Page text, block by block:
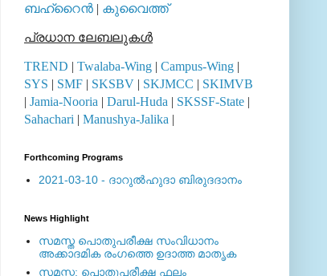
ബഹ്റൈന്‍ | കുവൈത്ത്
പ്രധാന ലേബലുകള്‍
TREND | Twalaba-Wing | Campus-Wing |
SYS | SMF | SKSBV | SKJMCC | SKIMVB
| Jamia-Nooria | Darul-Huda | SKSSF-State |
Sahachari | Manushya-Jalika |
Forthcoming Programs
2021-03-10 - ദാറുല്‍ഹുദാ ബിരുദദാനം
News Highlight
സമസ്ത പൊതുപരീക്ഷ സംവിധാനം
അക്കാദമിക രംഗത്തെ ഉദാത്ത മാതൃക
സമസ്ത: പൊതുപരീക്ഷ ഫലം